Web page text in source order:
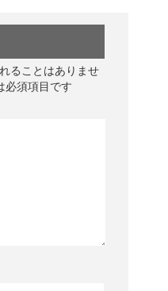
ることはありませ
必須項目です